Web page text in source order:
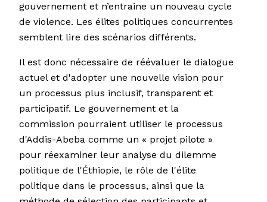
gouvernement et n’entraine un nouveau cycle
de violence. Les élites politiques concurrentes
semblent lire des scénarios différents.
Il est donc nécessaire de réévaluer le dialogue
actuel et d'adopter une nouvelle vision pour
un processus plus inclusif, transparent et
participatif. Le gouvernement et la
commission pourraient utiliser le processus
d'Addis-Abeba comme un « projet pilote »
pour réexaminer leur analyse du dilemme
politique de l'Éthiopie, le rôle de l'élite
politique dans le processus, ainsi que la